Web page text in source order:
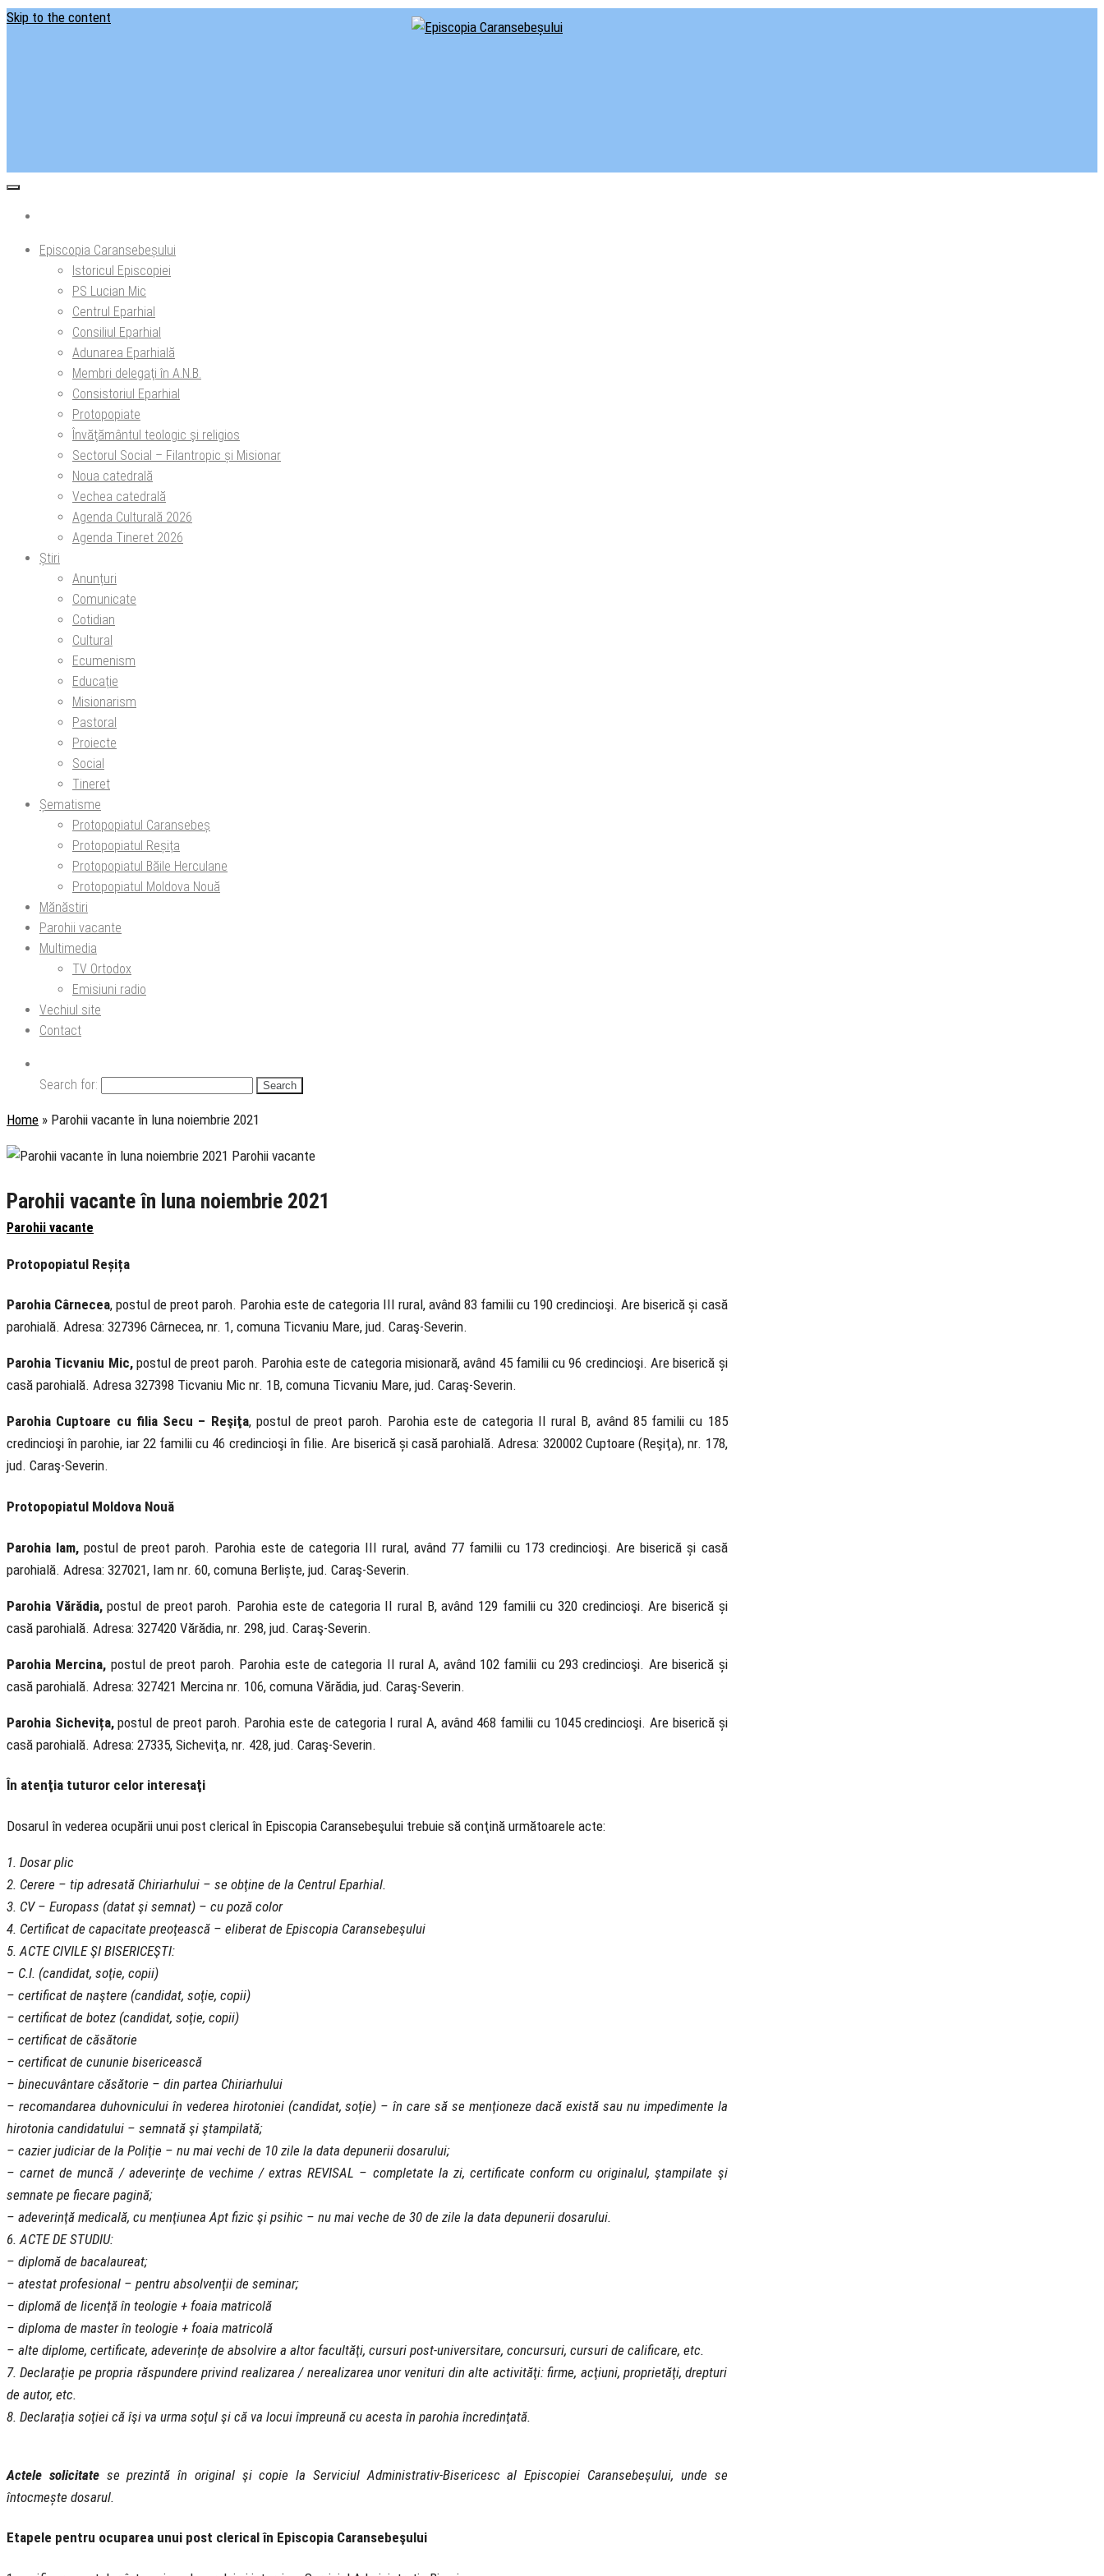
Skip to the content
Episcopia Caransebeșului
Istoricul Episcopiei
PS Lucian Mic
Centrul Eparhial
Consiliul Eparhial
Adunarea Eparhială
Membri delegaţi în A.N.B.
Consistoriul Eparhial
Protopopiate
Învăţământul teologic şi religios
Sectorul Social – Filantropic și Misionar
Noua catedrală
Vechea catedrală
Agenda Culturală 2026
Agenda Tineret 2026
Știri
Anunțuri
Comunicate
Cotidian
Cultural
Ecumenism
Educație
Misionarism
Pastoral
Proiecte
Social
Tineret
Șematisme
Protopopiatul Caransebeș
Protopopiatul Reșița
Protopopiatul Băile Herculane
Protopopiatul Moldova Nouă
Mănăstiri
Parohii vacante
Multimedia
TV Ortodox
Emisiuni radio
Vechiul site
Contact
Search for:
Home » Parohii vacante în luna noiembrie 2021
Parohii vacante în luna noiembrie 2021
Parohii vacante
Protopopiatul Reșița
Parohia Cârnecea, postul de preot paroh. Parohia este de categoria III rural, având 83 familii cu 190 credincioşi. Are biserică și casă
parohială. Adresa: 327396 Cârnecea, nr. 1, comuna Ticvaniu Mare, jud. Caraş-Severin.
Parohia Ticvaniu Mic,postul de preot paroh. Parohia este de categoria misionară, având 45 familii cu 96 credincioşi. Are biserică și
casă parohială. Adresa 327398 Ticvaniu Mic nr. 1B, comuna Ticvaniu Mare, jud. Caraş-Severin.
Parohia Cuptoare cu filia Secu – Reşiţa, postul de preot paroh. Parohia este de categoria II rural B, având 85 familii cu 185
credincioşi în parohie, iar 22 familii cu 46 credincioşi în filie. Are biserică și casă parohială. Adresa: 320002 Cuptoare (Reşiţa), nr. 178,
jud. Caraş-Severin.
Protopopiatul Moldova Nouă
Parohia Iam,postul de preot paroh. Parohia este de categoria III rural, având 77 familii cu 173 credincioşi. Are biserică și casă
parohială. Adresa: 327021, Iam nr. 60, comuna Berliște, jud. Caraş-Severin.
Parohia Vărădia,postul de preot paroh. Parohia este de categoria II rural B, având 129 familii cu 320 credincioşi. Are biserică și
casă parohială. Adresa: 327420 Vărădia, nr. 298, jud. Caraş-Severin.
Parohia Mercina, postul de preot paroh. Parohia este de categoria II rural A, având 102 familii cu 293 credincioşi. Are biserică și
casă parohială. Adresa: 327421 Mercina nr. 106, comuna Vărădia, jud. Caraş-Severin.
Parohia Sichevița,postul de preot paroh. Parohia este de categoria I rural A, având 468 familii cu 1045 credincioşi. Are biserică și
casă parohială. Adresa: 27335, Sicheviţa, nr. 428, jud. Caraş-Severin.
În atenţia tuturor celor interesaţi
Dosarul în vederea ocupării unui post clerical în Episcopia Caransebeşului trebuie să conţină următoarele acte:
1. Dosar plic
2. Cerere – tip adresată Chiriarhului – se obţine de la Centrul Eparhial.
3. CV – Europass (datat şi semnat) – cu poză color
4. Certificat de capacitate preoţească – eliberat de Episcopia Caransebeşului
5. ACTE CIVILE ŞI BISERICEŞTI:
– C.I. (candidat, soţie, copii)
– certificat de naştere (candidat, soţie, copii)
– certificat de botez (candidat, soţie, copii)
– certificat de căsătorie
– certificat de cununie bisericească
– binecuvântare căsătorie – din partea Chiriarhului
– recomandarea duhovnicului în vederea hirotoniei (candidat, soţie) – în care să se menţioneze dacă există sau nu impedimente la
hirotonia candidatului – semnată şi ştampilată;
– cazier judiciar de la Poliţie – nu mai vechi de 10 zile la data depunerii dosarului;
– carnet de muncă / adeverinţe de vechime / extras REVISAL – completate la zi, certificate conform cu originalul, ştampilate şi
semnate pe fiecare pagină;
– adeverinţă medicală, cu menţiunea Apt fizic şi psihic – nu mai veche de 30 de zile la data depunerii dosarului.
6. ACTE DE STUDIU:
– diplomă de bacalaureat;
– atestat profesional – pentru absolvenţii de seminar;
– diplomă de licenţă în teologie + foaia matricolă
– diploma de master în teologie + foaia matricolă
– alte diplome, certificate, adeverinţe de absolvire a altor facultăţi, cursuri post-universitare, concursuri, cursuri de calificare, etc.
7. Declaraţie pe propria răspundere privind realizarea / nerealizarea unor venituri din alte activităţi: firme, acţiuni, proprietăţi, drepturi
de autor, etc.
8. Declaraţia soţiei că îşi va urma soţul şi că va locui împreună cu acesta în parohia încredinţată.
Actele solicitatese prezintă în original şi copie la Serviciul Administrativ-Bisericesc al Episcopiei Caransebeşului, unde se
întocmește dosarul.
Etapele pentru ocuparea unui post clerical în Episcopia Caransebeşului